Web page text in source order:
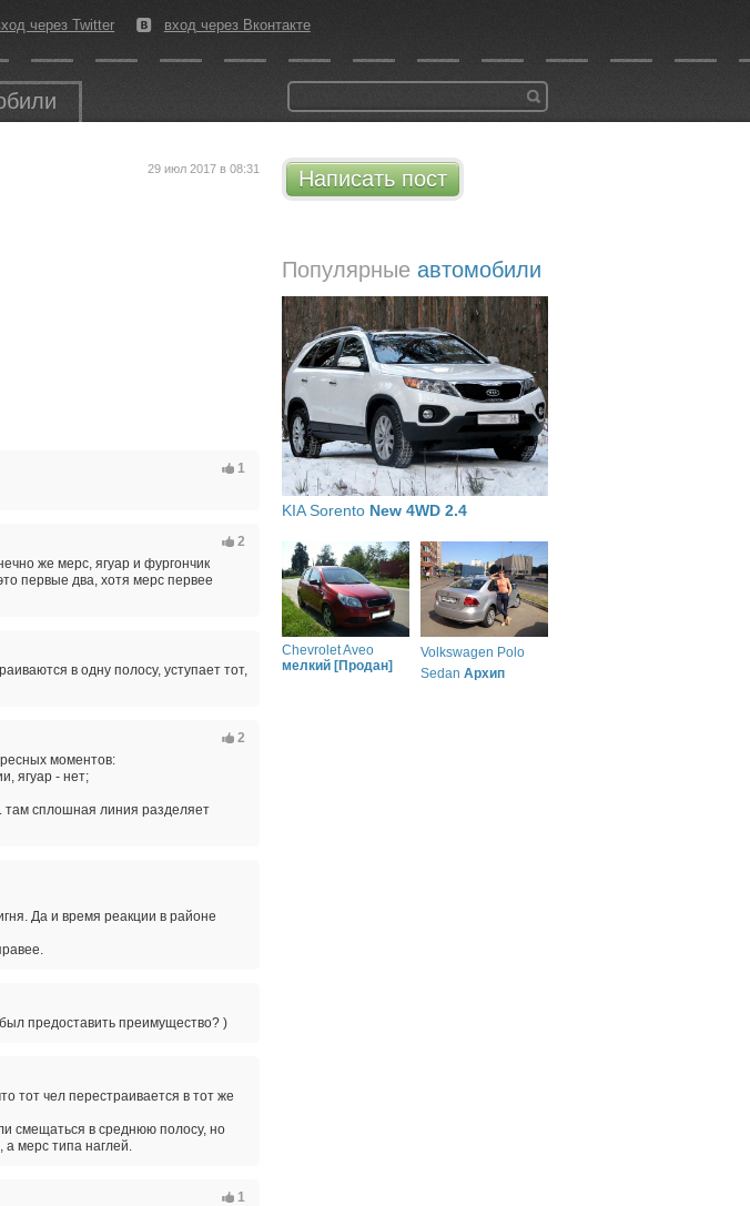
через Twitter вход через Вконтакте
Написать пост
Популярные автомобили
KIA Sorento New 4WD 2.4
Chevrolet Aveo
мелкий [Продан]
Volkswagen Polo
Sedan Архип
29 июл 2017 в 08:31
1
2
же мерс, ягуар и фургончик
первые два, хотя мерс первее
в одну полосу, уступает тот,
2
моментов:
ягуар - нет;
там сплошная линия разделяет
Да и время реакции в районе
предоставить преимущество? )
тот чел перестраивается в тот же
смещаться в среднюю полосу, но
мерс типа наглей.
1